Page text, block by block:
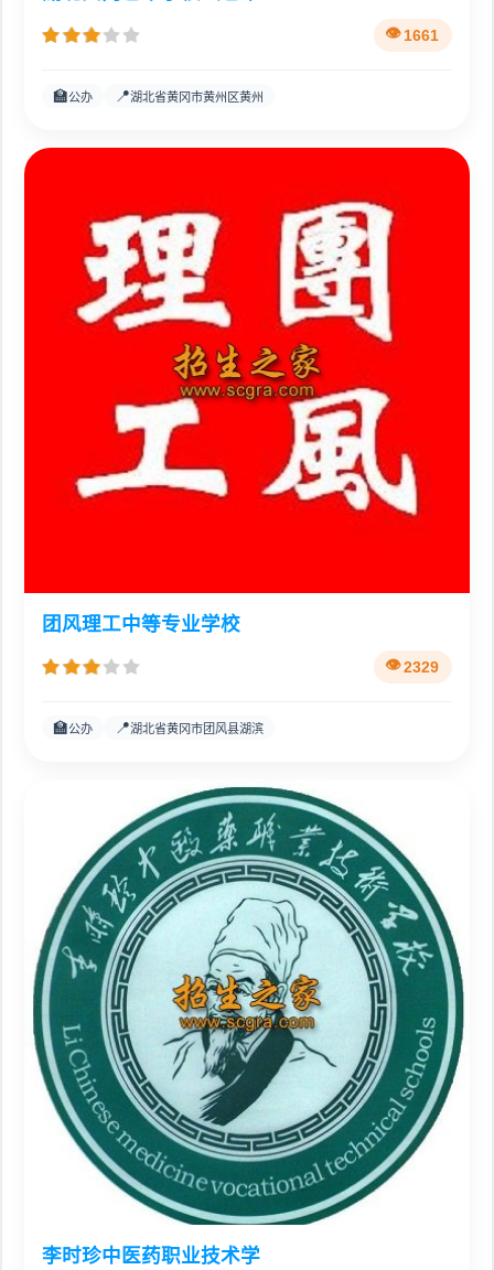
1661
🏫公办 📍湖北省黄冈市黄州区黄州
团风理工中等专业学校
2329
🏫公办 📍湖北省黄冈市团风县湖滨
李时珍中医药职业技术学